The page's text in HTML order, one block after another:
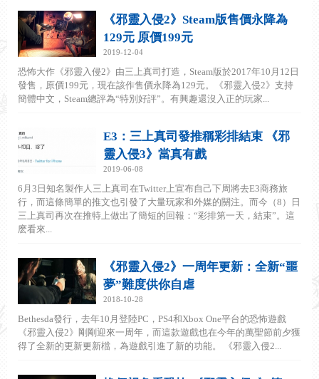
《邪靈入侵2》Steam版售價永降為
129元 原價199元
2019-12-04
恐怖大作《邪靈入侵2》由三上真司打造，Steam版於2017年10月12日
發售，原價199元，現在該作售價永降為129元。《邪靈入侵2》支持
簡體中文，Steam總評為“特別好評”。有興趣還沒入正的玩家...
E3：三上真司發推稱彩排結束 《邪
靈入侵3》當真有戲
2019-06-08
6月3日知名製作人三上真司在Twitter上宣布自己下周將去E3商務旅
行，而這條簡單的推文也引發了大量玩家和外媒的關注。而今（8）日
三上真司再次在推特上做出了簡短的回報：“彩排第一天，結束”。這
麽看來...
《邪靈入侵2》一周年更新：全新“噩
夢”難度供你自虐
2018-10-28
Bethesda發行，去年10月登陸PC，PS4和Xbox One平台的恐怖遊戲
《邪靈入侵2》剛剛迎來一周年，而這款遊戲也在今年的萬聖節前夕獲
得了全新的更新更新檔，為遊戲引進了新的功能。 《邪靈入侵2...